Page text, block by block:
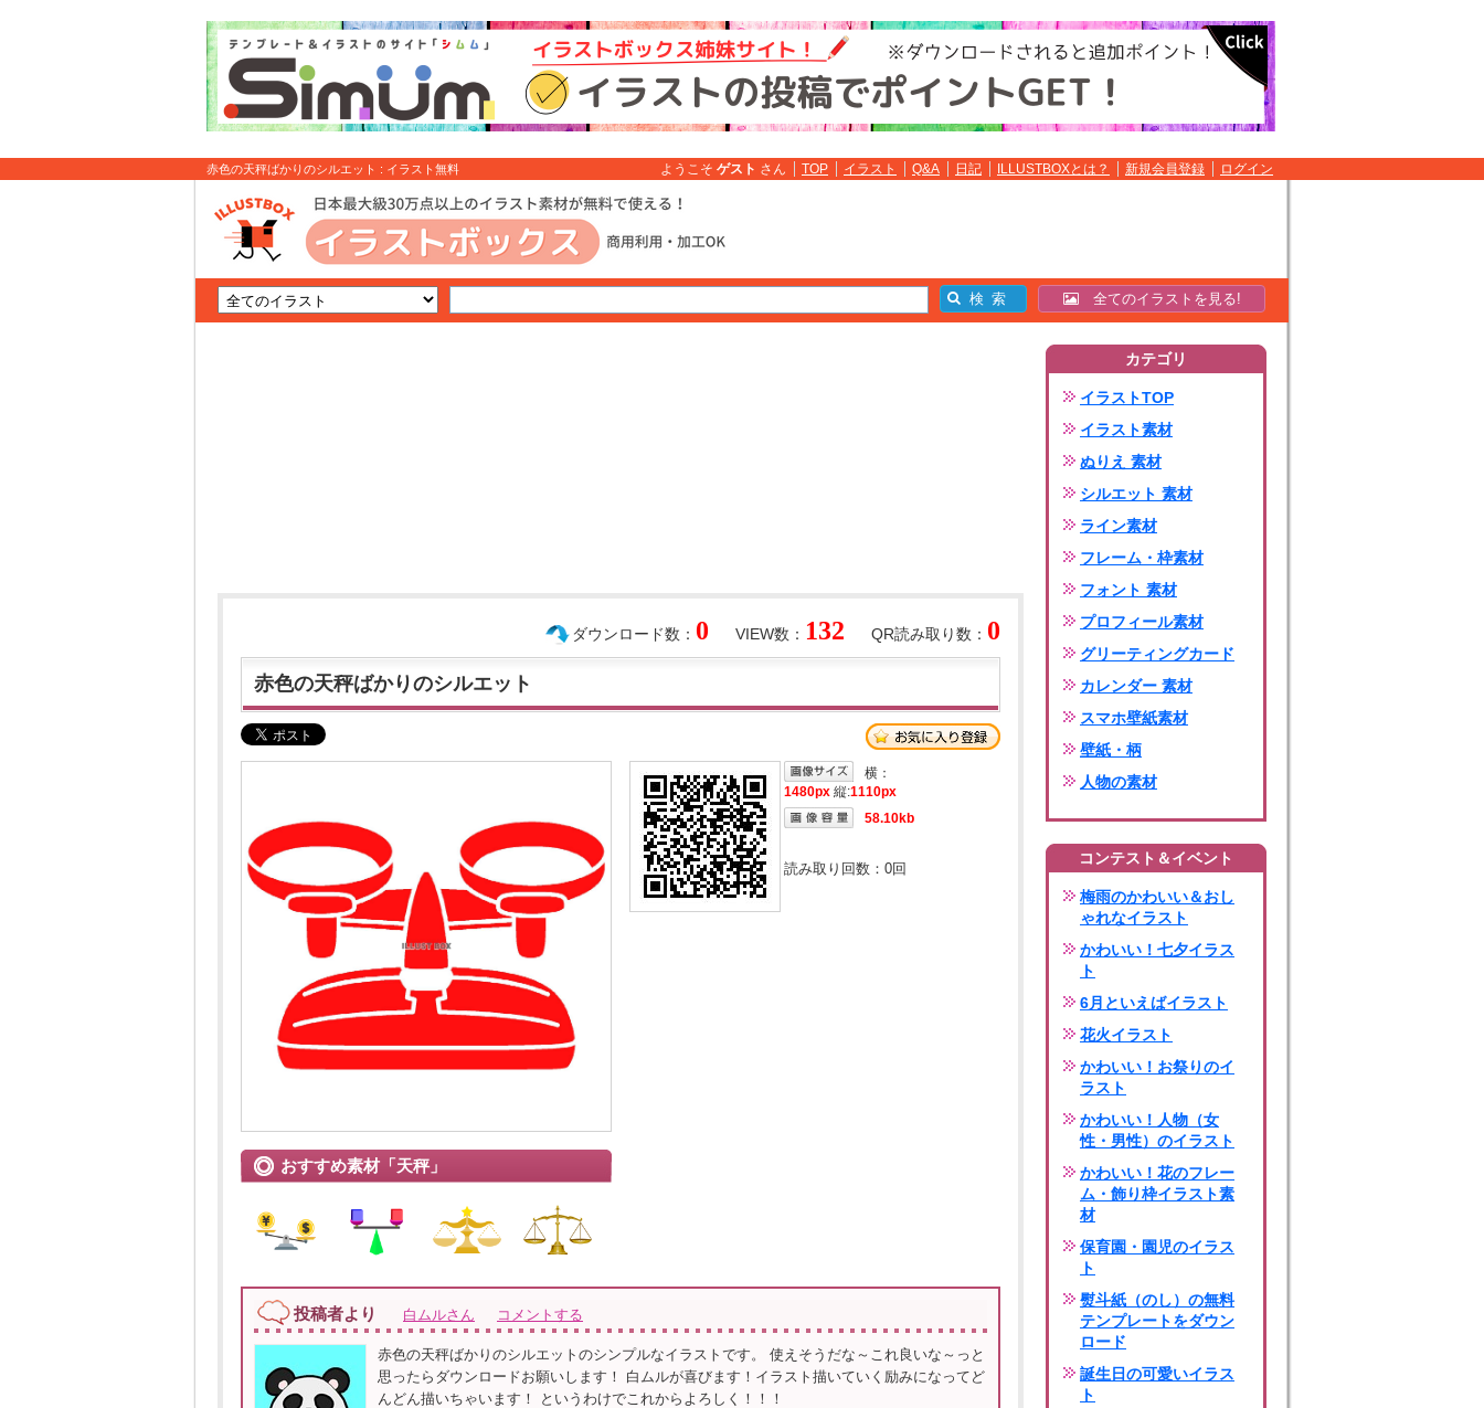
赤色の天秤ばかりのシルエット : イラスト無料 ようこそ ゲスト さん TOP イラスト Q&A 日記 ILLUSTBOXとは？ 新規会員登録 ログイン
全てのイラストを見る!
QR読み取り数： 0
VIEW数： 132
ダウンロード数： 0
赤色の天秤ばかりのシルエット
おすすめ素材「天秤」
横：
1480px 縦:1110px
58.10kb
読み取り回数： 0回
投稿者より 白ムルさん コメントする
赤色の天秤ばかりのシルエットのシンプルなイラストです。 使えそうだな～これ良いな～っと
思ったらダウンロードお願いします！ 白ムルが喜びます！イラスト描いていく励みになってど
んどん描いちゃいます！ というわけでこれからよろしく！！！
カテゴリ
イラストTOP
イラスト素材
ぬりえ 素材
シルエット 素材
ライン素材
フレーム・枠素材
フォント 素材
プロフィール素材
グリーティングカード
カレンダー 素材
スマホ壁紙素材
壁紙・柄
人物の素材
コンテスト＆イベント
梅雨のかわいい＆おし
ゃれなイラスト
かわいい！七夕イラス
ト
6月といえばイラスト
花火イラスト
かわいい！お祭りのイ
ラスト
かわいい！人物（女
性・男性）のイラスト
かわいい！花のフレー
ム・飾り枠イラスト素
材
保育園・園児のイラス
ト
熨斗紙（のし）の無料
テンプレートをダウン
ロード
誕生日の可愛いイラス
ト